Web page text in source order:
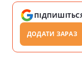
ДОДАТИ ЗАРАЗ